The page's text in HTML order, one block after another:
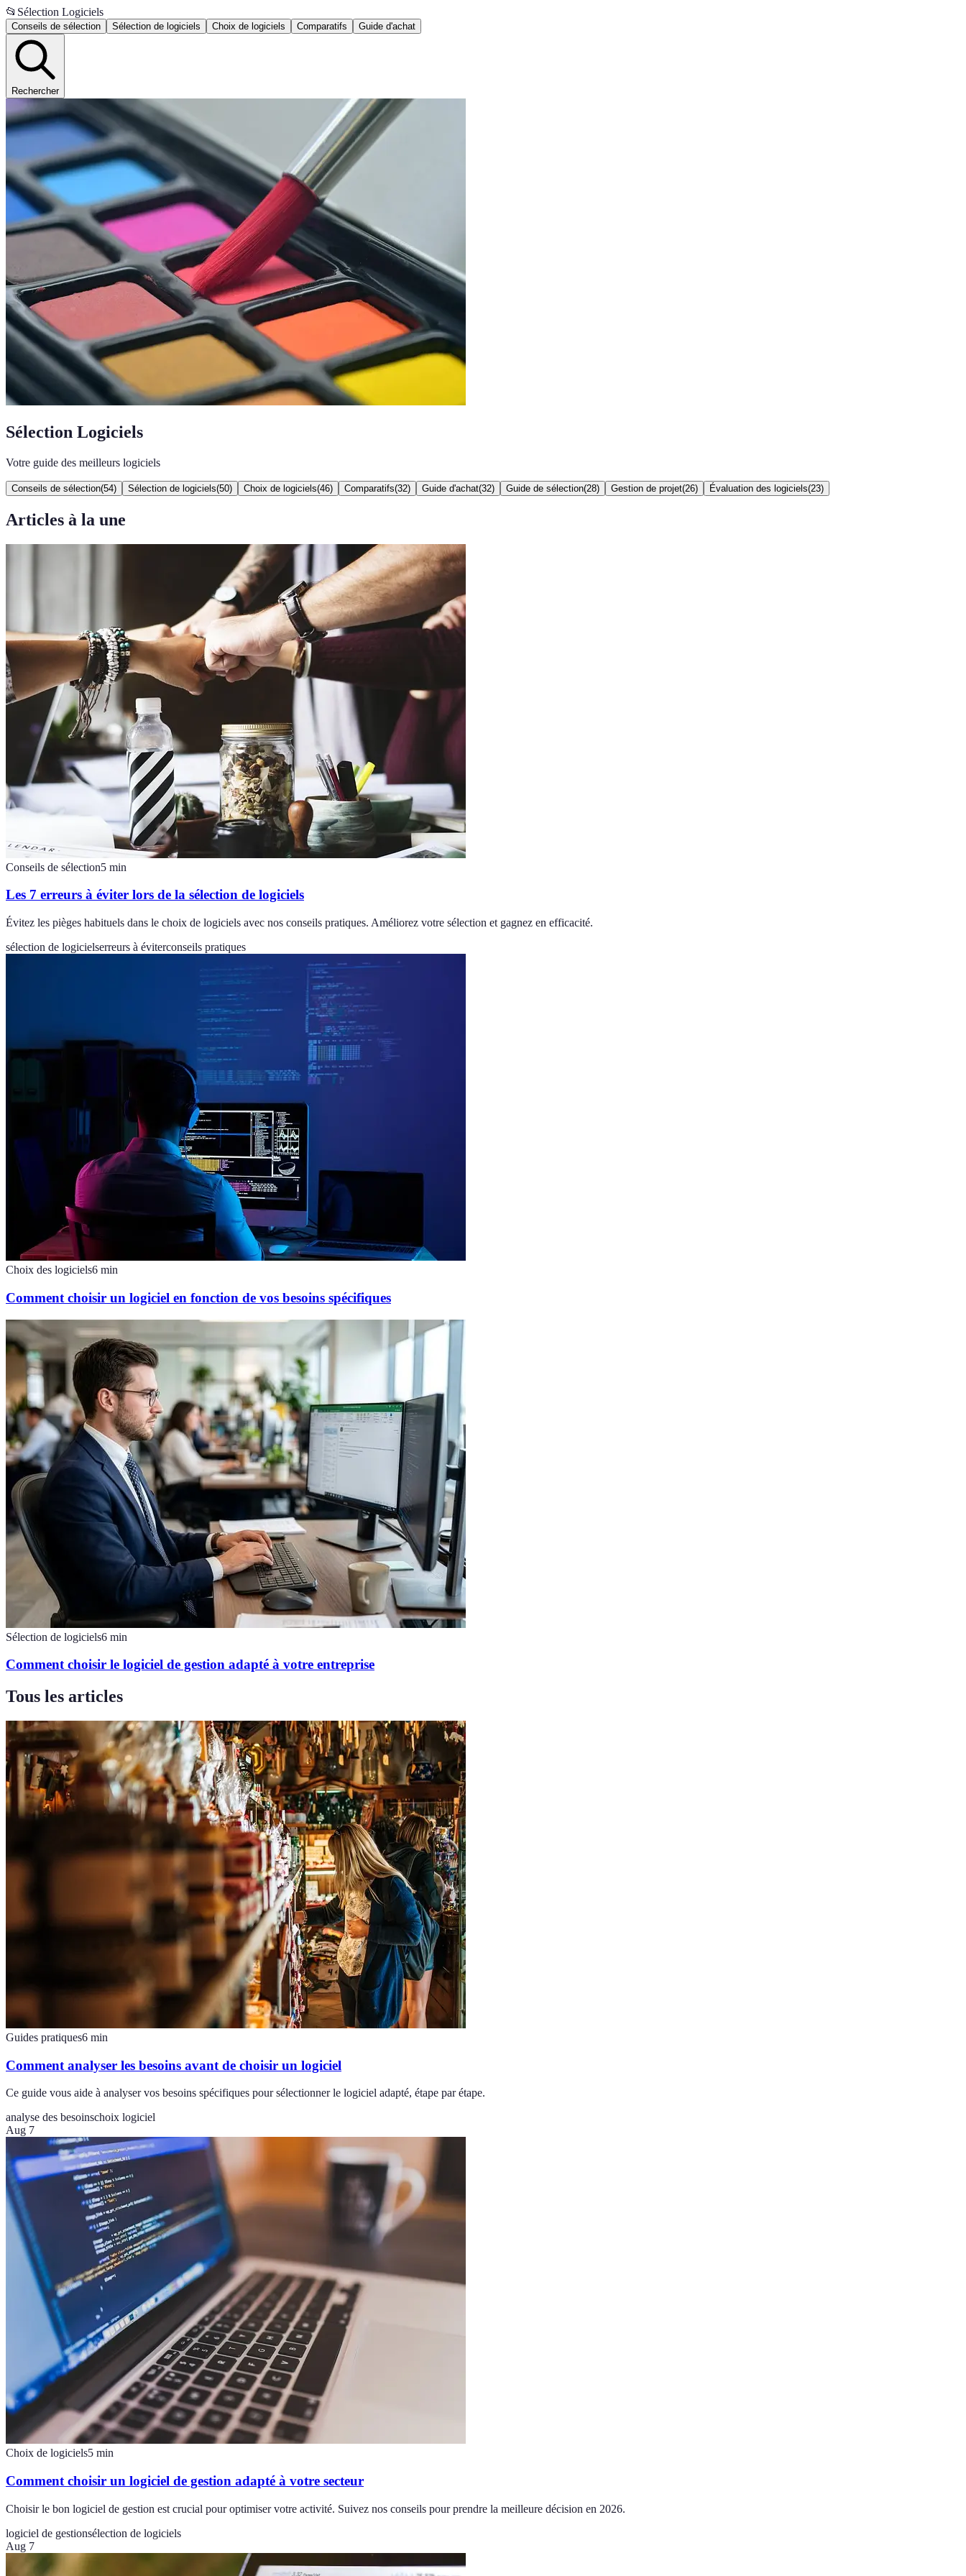
📂 Sélection Logiciels
Conseils de sélection Sélection de logiciels Choix de logiciels Comparatifs Guide d'achat
Rechercher
Sélection Logiciels
Votre guide des meilleurs logiciels
Conseils de sélection(54) Sélection de logiciels(50) Choix de logiciels(46) Comparatifs(32) Guide d'achat(32) Guide de sélection(28) Gestion de projet(26) Évaluation des logiciels(23)
Articles à la une
Conseils de sélection5 min
Les 7 erreurs à éviter lors de la sélection de logiciels
Évitez les pièges habituels dans le choix de logiciels avec nos conseils pratiques. Améliorez votre sélection et gagnez en efficacité.
sélection de logicielserreurs à éviterconseils pratiques
Choix des logiciels6 min
Comment choisir un logiciel en fonction de vos besoins spécifiques
Sélection de logiciels6 min
Comment choisir le logiciel de gestion adapté à votre entreprise
Tous les articles
Guides pratiques6 min
Comment analyser les besoins avant de choisir un logiciel
Ce guide vous aide à analyser vos besoins spécifiques pour sélectionner le logiciel adapté, étape par étape.
analyse des besoinschoix logiciel
Aug 7
Choix de logiciels5 min
Comment choisir un logiciel de gestion adapté à votre secteur
Choisir le bon logiciel de gestion est crucial pour optimiser votre activité. Suivez nos conseils pour prendre la meilleure décision en 2026.
logiciel de gestionsélection de logiciels
Aug 7